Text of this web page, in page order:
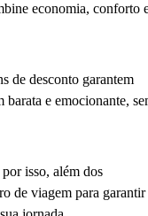
economia, conforto
de desconto garantem
barata e emocionante,
isso, além dos
de viagem para garantir